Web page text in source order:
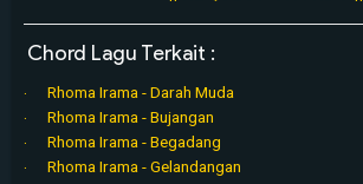
Chord Lagu Terkait :
Rhoma Irama - Darah Muda
Rhoma Irama - Bujangan
Rhoma Irama - Begadang
Rhoma Irama - Gelandangan